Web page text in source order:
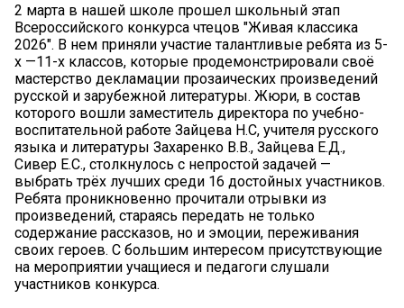
2 марта в нашей школе прошел школьный этап
Всероссийского конкурса чтецов "Живая классика
2026". В нем приняли участие талантливые ребята из 5-
х —11-х классов, которые продемонстрировали своё
мастерство декламации прозаических произведений
русской и зарубежной литературы. Жюри, в состав
которого вошли заместитель директора по учебно-
воспитательной работе Зайцева Н.С, учителя русского
языка и литературы Захаренко В.В., Зайцева Е.Д.,
Сивер Е.С., столкнулось с непростой задачей —
выбрать трёх лучших среди 16 достойных участников.
Ребята проникновенно прочитали отрывки из
произведений, стараясь передать не только
содержание рассказов, но и эмоции, переживания
своих героев. С большим интересом присутствующие
на мероприятии учащиеся и педагоги слушали
участников конкурса.